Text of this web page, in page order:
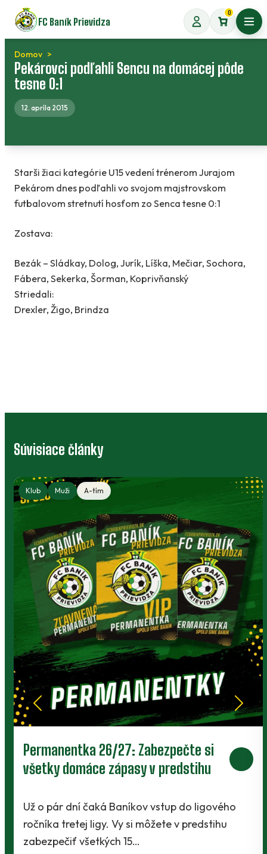
Preskočiť
na
obsah
FC Baník Prievidza
0
Domov
Pekárovci podľahli Sencu na domácej pôde
tesne 0:1
12. apríla 2015
Starši žiaci kategórie U15 vedení trénerom Jurajom
Pekárom dnes podľahli vo svojom majstrovskom
futbalovom stretnutí hosťom zo Senca tesne 0:1
Zostava:
Bezák – Sládkay, Dolog, Jurík, Líška, Mečiar, Sochora,
Fábera, Sekerka, Šorman, Koprivňanský
Striedali:
Drexler, Žigo, Brindza
Súvisiace články
Klub Muži A-tím
Permanentka 26/27: Zabezpečte si
všetky domáce zápasy v predstihu
Už o pár dní čaká Baníkov vstup do ligového
ročníka tretej ligy. Vy si môžete v predstihu
zabezpečiť všetkých 15…